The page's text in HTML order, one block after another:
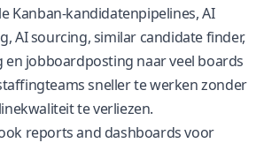
Kanban-kandidatenpipelines, AI
AI sourcing, similar candidate finder,
jobboardposting naar veel boards
sneller te werken zonder
te verliezen.
reports and dashboardsvoor